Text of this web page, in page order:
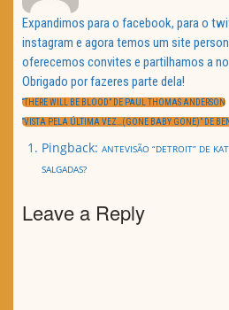
Expandimos para o facebook, para o
instagram e agora temos um site
oferecemos convites e partilhamos a
Obrigado por fazeres parte dela!
Navegação
de
artigos
PREVIOUS
POST:
“THERE WILL BE BLOOD” DE PAUL THOMAS ANDERSON
NEXT
POST:
“VISTA PELA ÚLTIMA VEZ…(GONE BABY GONE)” DE
Pingback:ANTEVISÃO “DETROIT” DE
SALGADAS?
Leave a Reply